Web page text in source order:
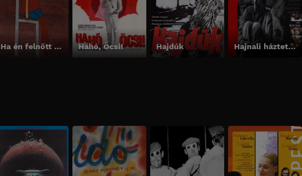
Ha én felnőtt volnék Hahó, Öcsi! Hajdúk Hajnali háztetők